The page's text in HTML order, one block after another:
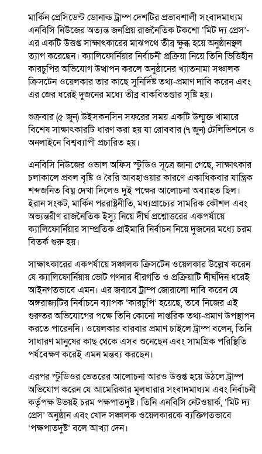
মার্কিন প্রেসিডেন্ট ডোনাল্ড ট্রাম্প দেশটির প্রভাবশালী সংবাদমাধ্যম
এনবিসি নিউজের অত্যন্ত জনপ্রিয় রাজনৈতিক টকশো ‘মিট দ্য প্রেস’-
এর একটি উত্তপ্ত সাক্ষাৎকারের মাঝপথে তীব্র ক্ষুব্ধ হয়ে অনুষ্ঠানস্থল
ত্যাগ করেছেন। ক্যালিফোর্নিয়ার নির্বাচনী প্রক্রিয়া নিয়ে তিনি ভিত্তিহীন
কারচুপির অভিযোগ উত্থাপন করলে অনুষ্ঠানের খ্যাতনামা সঞ্চালক
ক্রিসটেন ওয়েলকার তার কাছে সুনির্দিষ্ট তথ্য-প্রমাণ দাবি করেন এবং
এর জের ধরেই দুজনের মধ্যে তীব্র বাকবিতণ্ডার সৃষ্টি হয়।
শুক্রবার (৫ জুন) উইসকনসিন সফরের সময় একটি উন্মুক্ত খামারে
বিশেষ সাক্ষাৎকারটি ধারণ করা হয় যা রোববার (৭ জুন) টেলিভিশনে ও
অনলাইনে বিশ্বব্যাপী প্রচারিত হয়।
এনবিসি নিউজের ওভাল অফিস স্টুডিও সূত্রে জানা গেছে, সাক্ষাৎকার
চলাকালে প্রবল বৃষ্টি ও বৈরি আবহাওয়ার কারণে একাধিকবার যান্ত্রিক
শব্দজনিত বিঘ্ন দেখা দিলেও দুই পক্ষের আলোচনা অব্যাহত ছিল।
ইরান সংকট, মার্কিন পররাষ্ট্রনীতি, মধ্যপ্রাচ্যের সামরিক কৌশল এবং
অভ্যন্তরীণ রাজনৈতিক ইস্যু নিয়ে দীর্ঘ প্রশ্নোত্তরের একপর্যায়ে
ক্যালিফোর্নিয়ার সাম্প্রতিক প্রাইমারি নির্বাচন নিয়ে দুজনের মধ্যে চরম
বিতর্ক শুরু হয়।
সাক্ষাৎকারের একপর্যায়ে সঞ্চালক ক্রিসটেন ওয়েলকার উল্লেখ করেন
যে ক্যালিফোর্নিয়ায় ভোট গণনার ধীরগতি ও প্রক্রিয়াটি দীর্ঘদিন ধরেই
আইনগতভাবে এমন। এর জবাবে ট্রাম্প জোরালো দাবি করেন যে
অঙ্গরাজ্যটির নির্বাচনে ব্যাপক ‘কারচুপি’ হয়েছে, তবে নিজের এই
গুরুতর অভিযোগের পক্ষে তিনি কোনো দাপ্তরিক তথ্য-প্রমাণ উপস্থাপন
করতে পারেননি। ওয়েলকার বারবার প্রমাণ চাইলে ট্রাম্প বলেন, তিনি
সাধারণ মানুষের কাছ থেকে এসব শুনেছেন এবং সামগ্রিক পরিস্থিতি
পর্যবেক্ষণ করেই এমন মন্তব্য করছেন।
এরপর স্টুডিওর ভেতরের আলোচনা আরও উত্তপ্ত হয়ে উঠলে ট্রাম্প
অভিযোগ করেন যে আমেরিকার মূলধারার সংবাদমাধ্যম এবং নির্বাচনী
কর্তৃপক্ষ উভয়ই চরম পক্ষপাতদুষ্ট। তিনি এনবিসি নেটওয়ার্ক, ‘মিট দ্য
প্রেস’ অনুষ্ঠান এবং খোদ সঞ্চালক ওয়েলকারকে ব্যক্তিগতভাবে
‘পক্ষপাতদুষ্ট’ বলে আখ্যা দেন।